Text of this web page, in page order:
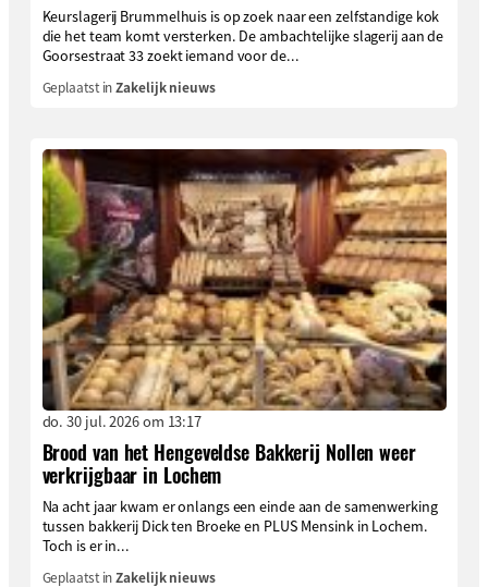
Keurslagerij Brummelhuis is op zoek naar een zelfstandige kok
die het team komt versterken. De ambachtelijke slagerij aan de
Goorsestraat 33 zoekt iemand voor de...
Geplaatst inZakelijk nieuws
do. 30 jul. 2026 om 13:17
Brood van het Hengeveldse Bakkerij Nollen weer
verkrijgbaar in Lochem
Na acht jaar kwam er onlangs een einde aan de samenwerking
tussen bakkerij Dick ten Broeke en PLUS Mensink in Lochem.
Toch is er in...
Geplaatst inZakelijk nieuws